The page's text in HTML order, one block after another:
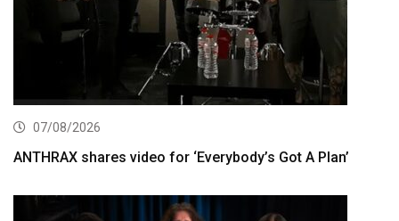
07/08/2026
ANTHRAX shares video for ‘Everybody’s Got A Plan’